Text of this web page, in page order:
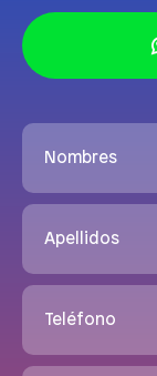
Nombres
Apellidos
Teléfono